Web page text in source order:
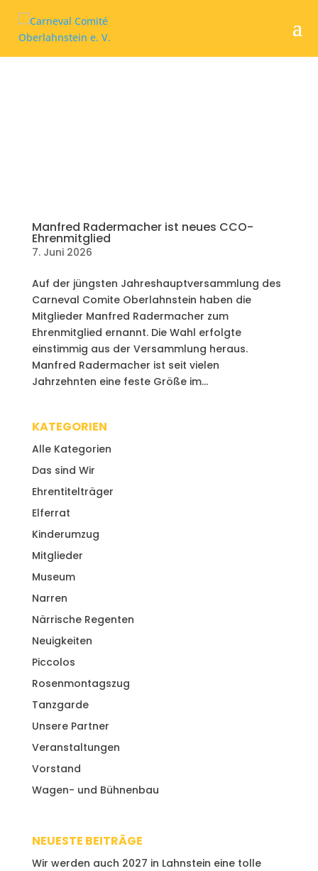
Manfred Radermacher ist neues CCO-
Ehrenmitglied
7. Juni 2026
Auf der jüngsten Jahreshauptversammlung des
Carneval Comite Oberlahnstein haben die
Mitglieder Manfred Radermacher zum
Ehrenmitglied ernannt. Die Wahl erfolgte
einstimmig aus der Versammlung heraus.
Manfred Radermacher ist seit vielen
Jahrzehnten eine feste Größe im...
KATEGORIEN
Alle Kategorien
Das sind Wir
Ehrentitelträger
Elferrat
Kinderumzug
Mitglieder
Museum
Narren
Närrische Regenten
Neuigkeiten
Piccolos
Rosenmontagszug
Tanzgarde
Unsere Partner
Veranstaltungen
Vorstand
Wagen- und Bühnenbau
NEUESTE BEITRÄGE
Wir werden auch 2027 in Lahnstein eine tolle